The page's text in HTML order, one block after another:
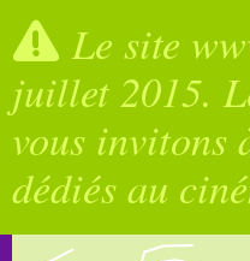
Le site
juillet 2015.
vous invitons
dédiés au